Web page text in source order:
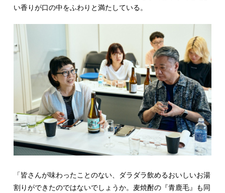
い香りが口の中をふわりと満たしている。
「皆さんが味わったことのない、ダラダラ飲めるおいしいお湯
割りができたのではないでしょうか。麦焼酎の『青鹿毛』も同